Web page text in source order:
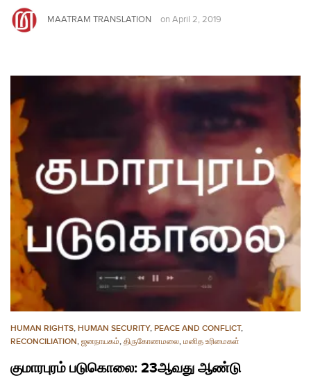
MAATRAM TRANSLATION on April 2, 2019
HUMAN RIGHTS, HUMAN SECURITY, PEACE AND CONFLICT,
RECONCILIATION, ஜனநாயகம், திருகோணமலை, மனித உரிமைகள்
குமாரபுரம் படுகொலை: 23ஆவது ஆண்டு